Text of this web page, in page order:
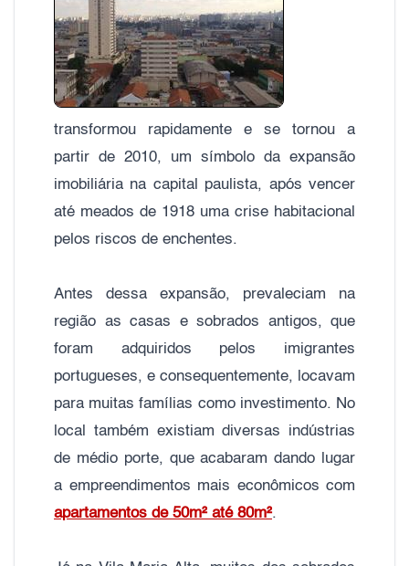
transformou rapidamente e se tornou a
partir de 2010, um símbolo da expansão
imobiliária na capital paulista, após vencer
até meados de 1918 uma crise habitacional
pelos riscos de enchentes.
Antes dessa expansão, prevaleciam na
região as casas e sobrados antigos, que
foram adquiridos pelos imigrantes
portugueses, e consequentemente, locavam
para muitas famílias como investimento. No
local também existiam diversas indústrias
de médio porte, que acabaram dando lugar
a empreendimentos mais econômicos com
apartamentos de 50m² até 80m².